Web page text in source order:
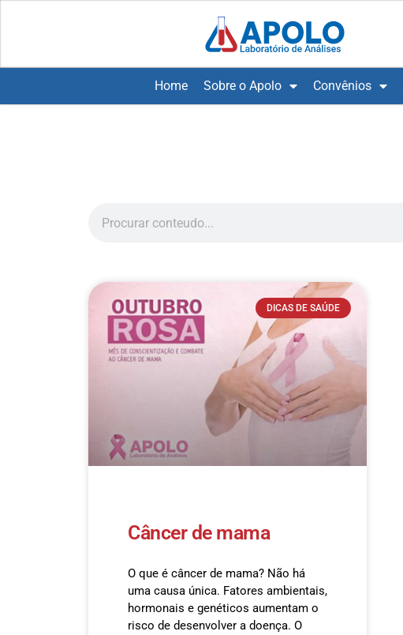
Home Sobre o Apolo Convênios
DICAS DE SAÚDE
Câncer de mama
O que é câncer de mama? Não há
uma causa única. Fatores ambientais,
hormonais e genéticos aumentam o
risco de desenvolver a doença. O